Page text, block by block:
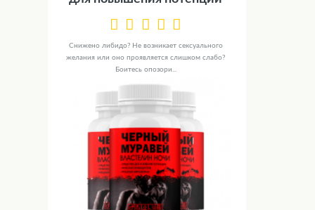
Снижено либидо? Не возникает сексуального
желания или оно проявляется слишком слабо?
Боитесь опозори...